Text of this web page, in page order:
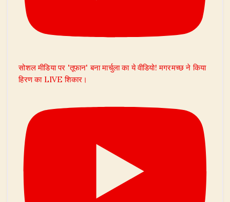
सोशल मीडिया पर 'तूफान' बना मार्चुला का ये वीडियो! मगरमच्छ ने किया
हिरण का LIVE शिकार।